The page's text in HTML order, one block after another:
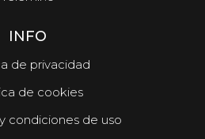
INFO
de privacidad
de cookies
condiciones de uso